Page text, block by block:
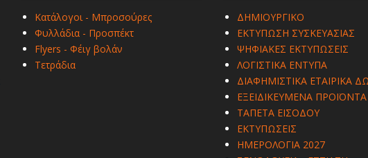
Κατάλογοι - Μπροσούρες
Φυλλάδια - Προσπέκτ
Flyers - Φέιγ βολάν
Τετράδια
ΔΗΜΙΟΥΡΓΙΚΟ
ΕΚΤΥΠΩΣΗ ΣΥΣΚΕΥΑΣΙΑΣ
ΨΗΦΙΑΚΕΣ ΕΚΤΥΠΩΣΕΙΣ
ΛΟΓΙΣΤΙΚΑ ΕΝΤΥΠΑ
ΔΙΑΦΗΜΙΣΤΙΚΑ ΕΤΑΙΡΙΚΑ
ΕΞΕΙΔΙΚΕΥΜΕΝΑ ΠΡΟΪΟΝΤΑ
ΤΑΠΕΤΑ ΕΙΣΟΔΟΥ
ΕΚΤΥΠΩΣΕΙΣ
ΗΜΕΡΟΛΟΓΙΑ 2027